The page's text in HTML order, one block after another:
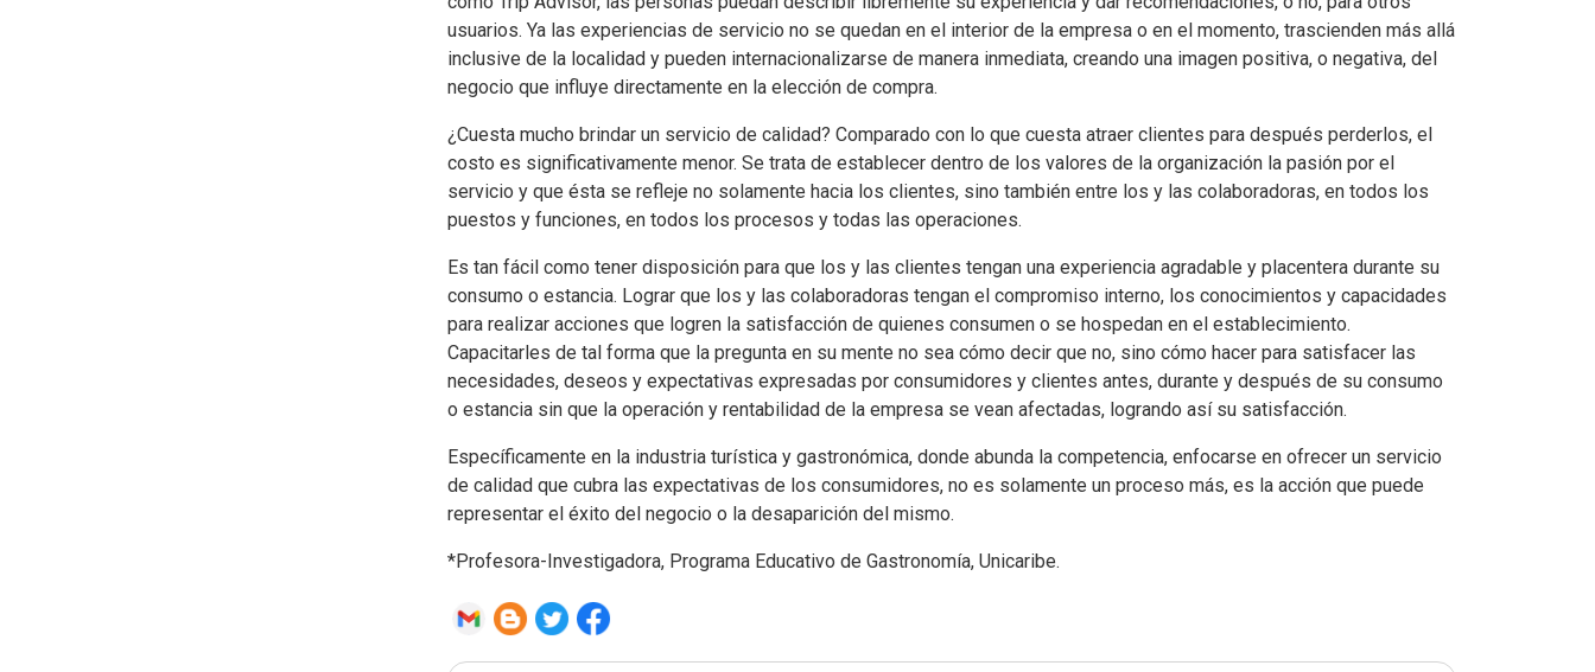
usuarios. Ya las experiencias de servicio no se quedan en el interior de la empresa o en el momento, trascienden más allá
inclusive de la localidad y pueden internacionalizarse de manera inmediata, creando una imagen positiva, o negativa, del
negocio que influye directamente en la elección de compra.
¿Cuesta mucho brindar un servicio de calidad? Comparado con lo que cuesta atraer clientes para después perderlos, el
costo es significativamente menor. Se trata de establecer dentro de los valores de la organización la pasión por el
servicio y que ésta se refleje no solamente hacia los clientes, sino también entre los y las colaboradoras, en todos los
puestos y funciones, en todos los procesos y todas las operaciones.
Es tan fácil como tener disposición para que los y las clientes tengan una experiencia agradable y placentera durante su
consumo o estancia. Lograr que los y las colaboradoras tengan el compromiso interno, los conocimientos y capacidades
para realizar acciones que logren la satisfacción de quienes consumen o se hospedan en el establecimiento.
Capacitarles de tal forma que la pregunta en su mente no sea cómo decir que no, sino cómo hacer para satisfacer las
necesidades, deseos y expectativas expresadas por consumidores y clientes antes, durante y después de su consumo
o estancia sin que la operación y rentabilidad de la empresa se vean afectadas, logrando así su satisfacción.
Específicamente en la industria turística y gastronómica, donde abunda la competencia, enfocarse en ofrecer un servicio
de calidad que cubra las expectativas de los consumidores, no es solamente un proceso más, es la acción que puede
representar el éxito del negocio o la desaparición del mismo.
*Profesora-Investigadora, Programa Educativo de Gastronomía, Unicaribe.